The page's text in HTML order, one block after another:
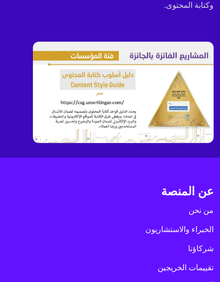
وكتابة المحتوى.
عن المنصة
من نحن
الخبراء والاستشاريون
شركاؤنا
تقييمات الخريجين